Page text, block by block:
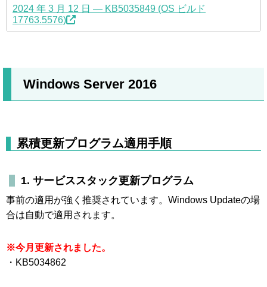
2024 年 3 月 12 日 — KB5035849 (OS ビルド
17763.5576)
Windows Server 2016
累積更新プログラム適用手順
1. サービススタック更新プログラム
事前の適用が強く推奨されています。Windows Updateの場
合は自動で適用されます。
※今月更新されました。
・KB5034862